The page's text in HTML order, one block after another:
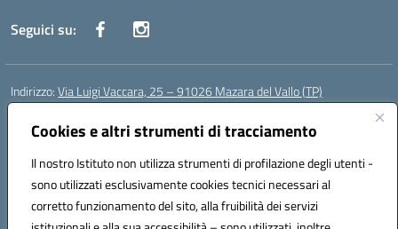
Cookies e altri strumenti di tracciamento
Il nostro Istituto non utilizza strumenti di profilazione degli utenti -
sono utilizzati esclusivamente cookies tecnici necessari al
corretto funzionamento del sito, alla fruibilità dei servizi
Seguici su:
Indirizzo:Via Luigi Vaccara, 25 – 91026 Mazara del Vallo (TP)
Centralino:
Posta elettronica certificata (PEC):tpic843007@pec.istruzione.it
Codice fiscale: 91036660818
Codice meccanografico:tpic843007
Codice Indice delle Pubbliche Amministrazioni (IPA): icggp
Codice unico di fatturazione (CUF): UFYPS3